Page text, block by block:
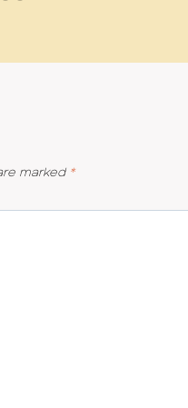
marked *